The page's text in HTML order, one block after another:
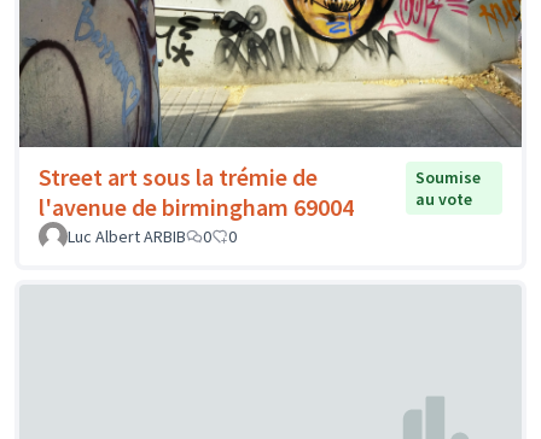
Street art sous la trémie de
l'avenue de birmingham 69004
Soumise
au vote
Luc Albert ARBIB
0 0